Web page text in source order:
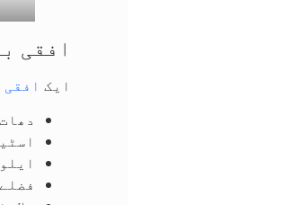
افقی
ایک